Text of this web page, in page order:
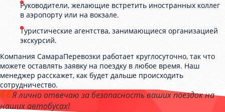
Руководители, желающие встретить иностранных коллег
в аэропорту или на вокзале.
Туристические агентства, занимающиеся организацией
экскурсий.
Компания СамараПеревозки работает круглосуточно, так что
можете оставлять заявку на поездку в любое время. Наш
менеджер расскажет, как будет дальше происходить
сотрудничество.
Я лично отвечаю за безопасность ваших поездок на
наших автобусах!